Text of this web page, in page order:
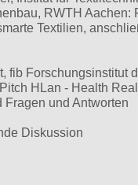
RWTH Aachen:
Textilien,
fib Forschungsinstitut
HLan - Health
und Antworten
Diskussion